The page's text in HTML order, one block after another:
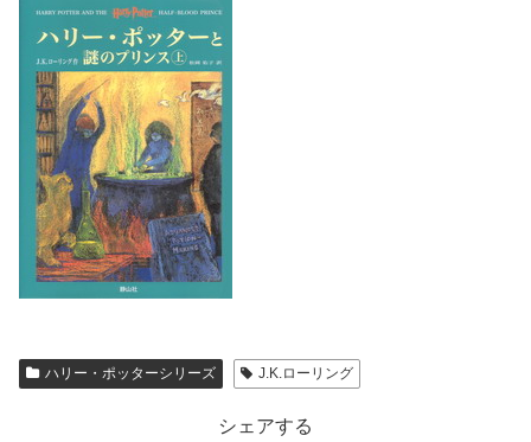
ハリー・ポッターシリーズ J.K.ローリング
シェアする